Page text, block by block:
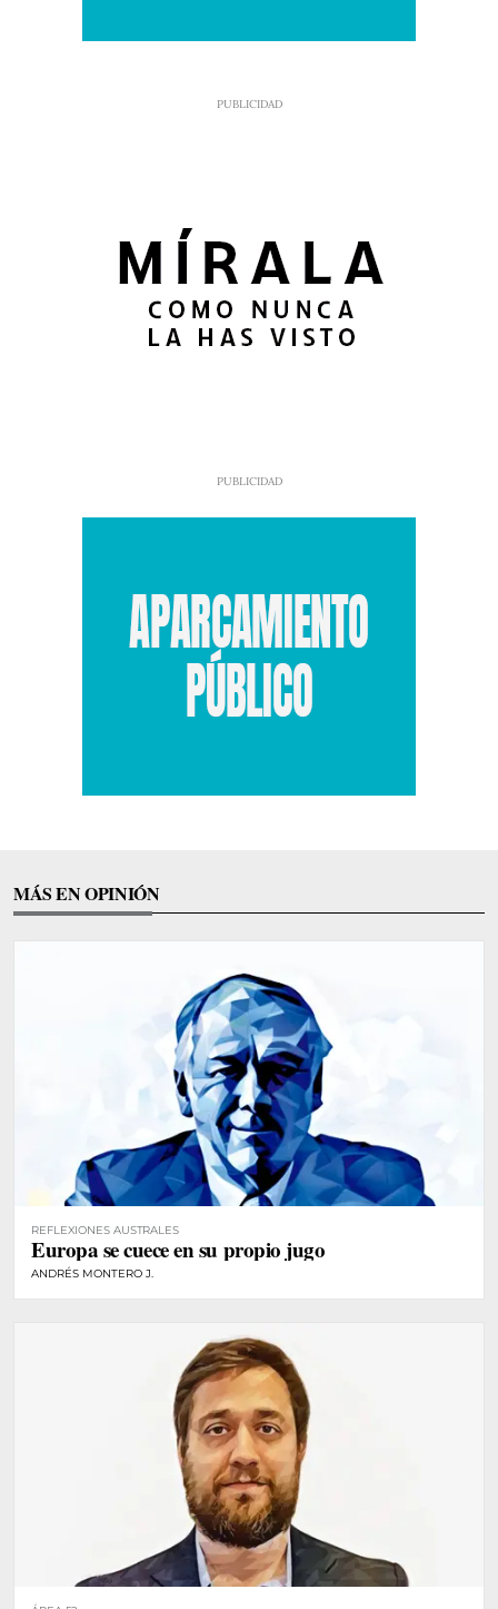
MÁS EN OPINIÓN
REFLEXIONES AUSTRALES
Europa se cuece en su propio jugo
ANDRÉS MONTERO J.